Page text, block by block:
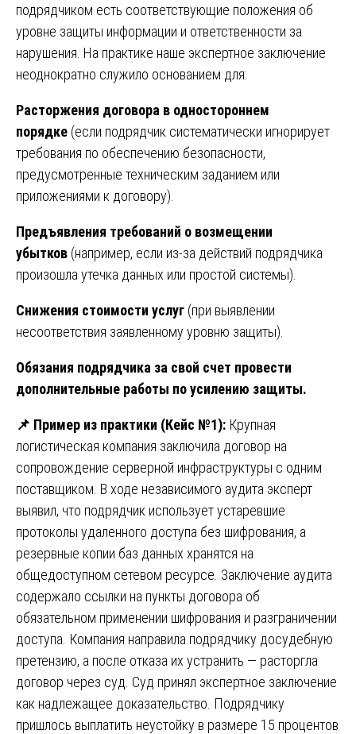
подрядчиком есть соответствующие положения об
уровне защиты информации и ответственности за
нарушения. На практике наше экспертное заключение
неоднократно служило основанием для:
Расторжения договора в одностороннем
порядке (если подрядчик систематически игнорирует
требования по обеспечению безопасности,
предусмотренные техническим заданием или
приложениями к договору).
Предъявления требований о возмещении
убытков (например, если из-за действий подрядчика
произошла утечка данных или простой системы).
Снижения стоимости услуг (при выявлении
несоответствия заявленному уровню защиты).
Обязания подрядчика за свой счет провести
дополнительные работы по усилению защиты.
📌 Пример из практики (Кейс №1): Крупная
логистическая компания заключила договор на
сопровождение серверной инфраструктуры с одним
поставщиком. В ходе независимого аудита эксперт
выявил, что подрядчик использует устаревшие
протоколы удаленного доступа без шифрования, а
резервные копии баз данных хранятся на
общедоступном сетевом ресурсе. Заключение аудита
содержало ссылки на пункты договора об
обязательном применении шифрования и разграничении
доступа. Компания направила подрядчику досудебную
претензию, а после отказа их устранить — расторгла
договор через суд. Суд принял экспертное заключение
как надлежащее доказательство. Подрядчику
пришлось выплатить неустойку в размере 15 процентов